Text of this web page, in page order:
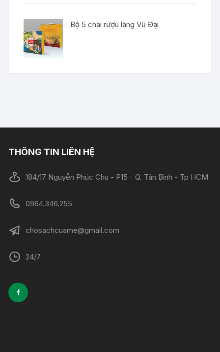
Bộ 5 chai rượu làng Vũ Đại
THÔNG TIN LIÊN HỆ
184/17 Nguyễn Phúc Chu - P15 - Q. Tân Bình - Tp HCM
0964.346.255
chosachcuame@gmail.com
24/7